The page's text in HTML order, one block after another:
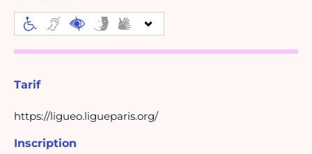
Tarif
https://ligueo.ligueparis.org/
Inscription